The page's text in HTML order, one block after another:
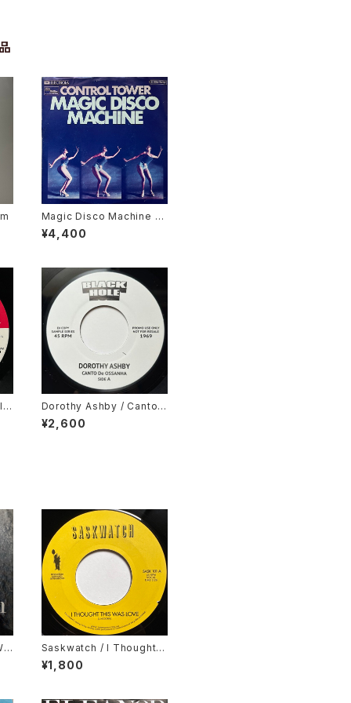
Magic Disco Machine /
Scratchin'
¥4,400
Dorothy Ashby / Canto
De Ossanha, Cause I Ne
ed It
¥2,600
Saskwatch / I Thought T
his Was Love / Kids
¥1,800